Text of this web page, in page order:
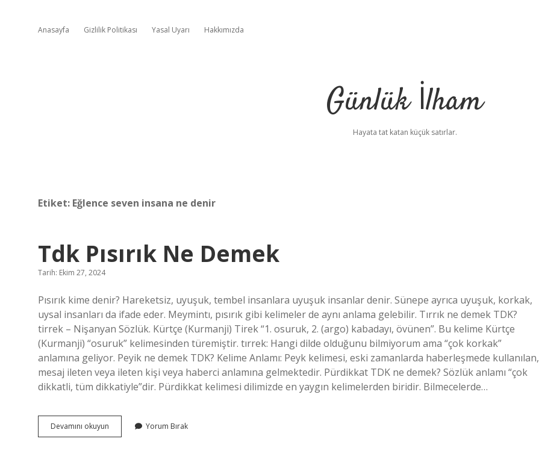
Anasayfa Gizlilik Politikası Yasal Uyarı Hakkımızda
Günlük İlham
Hayata tat katan küçük satırlar.
Etiket: Eğlence seven insana ne denir
Tdk Pısırık Ne Demek
Tarih: Ekim 27, 2024
Pısırık kime denir? Hareketsiz, uyuşuk, tembel insanlara uyuşuk insanlar denir. Sünepe ayrıca uyuşuk, korkak,
uysal insanları da ifade eder. Meymintı, pısırık gibi kelimeler de aynı anlama gelebilir. Tırrık ne demek TDK?
tirrek – Nişanyan Sözlük. Kürtçe (Kurmanji) Tirek “1. osuruk, 2. (argo) kabadayı, övünen”. Bu kelime Kürtçe
(Kurmanji) “osuruk” kelimesinden türemiştir. tırrek: Hangi dilde olduğunu bilmiyorum ama “çok korkak”
anlamına geliyor. Peyik ne demek TDK? Kelime Anlamı: Peyk kelimesi, eski zamanlarda haberleşmede kullanılan,
mesaj ileten veya ileten kişi veya haberci anlamına gelmektedir. Pürdikkat TDK ne demek? Sözlük anlamı “çok
dikkatli, tüm dikkatiyle”dir. Pürdikkat kelimesi dilimizde en yaygın kelimelerden biridir. Bilmecelerde…
Devamını okuyun
Pısırık
Yorum Bırak